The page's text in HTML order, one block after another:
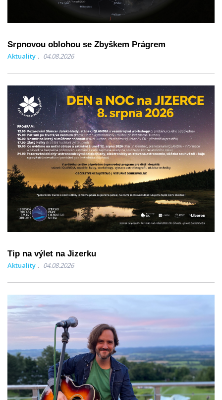
Srpnovou oblohou se Zbyškem Prágrem
Aktuality 04.08.2026
Tip na výlet na Jizerku
Aktuality 04.08.2026